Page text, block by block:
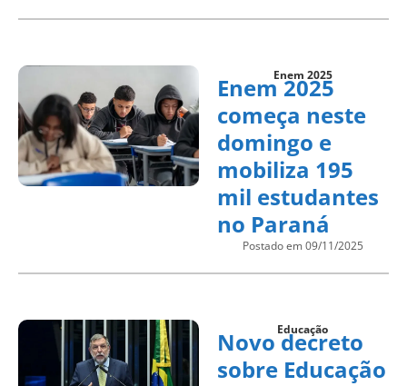
Enem 2025
Enem 2025
começa neste
domingo e
mobiliza 195
mil estudantes
no Paraná
Postado em 09/11/2025
Educação
Novo decreto
sobre Educação